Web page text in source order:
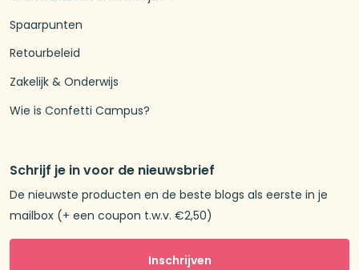
Spaarpunten
Retourbeleid
Zakelijk & Onderwijs
Wie is Confetti Campus?
Schrijf je in voor de nieuwsbrief
De nieuwste producten en de beste blogs als eerste in je
mailbox (+ een coupon t.w.v. €2,50)
Inschrijven